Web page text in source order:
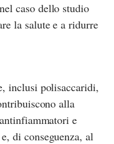
caso dello studio
la salute e a ridurre
inclusi polisaccaridi,
alla
e
di conseguenza, al